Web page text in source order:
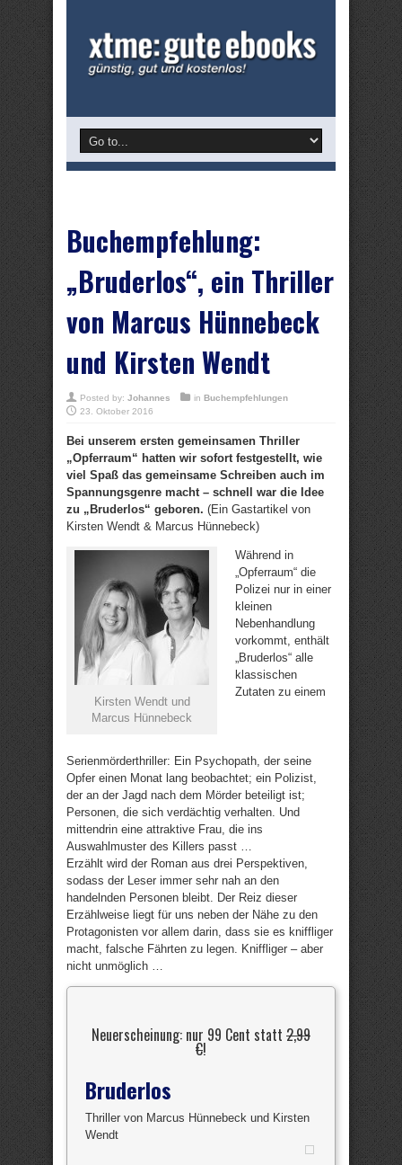
Buchempfehlung:
„Bruderlos“, ein Thriller
von Marcus Hünnebeck
und Kirsten Wendt
Posted by: Johannes in Buchempfehlungen
23. Oktober 2016
Bei unserem ersten gemeinsamen Thriller
„Opferraum“ hatten wir sofort festgestellt, wie
viel Spaß das gemeinsame Schreiben auch im
Spannungsgenre macht – schnell war die Idee
zu „Bruderlos“ geboren. (Ein Gastartikel von
Kirsten Wendt & Marcus Hünnebeck)
Kirsten Wendt und
Marcus Hünnebeck
Während in
„Opferraum“ die
Polizei nur in einer
kleinen
Nebenhandlung
vorkommt, enthält
„Bruderlos“ alle
klassischen
Zutaten zu einem
Serienmörderthriller: Ein Psychopath, der seine
Opfer einen Monat lang beobachtet; ein Polizist,
der an der Jagd nach dem Mörder beteiligt ist;
Personen, die sich verdächtig verhalten. Und
mittendrin eine attraktive Frau, die ins
Auswahlmuster des Killers passt …
Erzählt wird der Roman aus drei Perspektiven,
sodass der Leser immer sehr nah an den
handelnden Personen bleibt. Der Reiz dieser
Erzählweise liegt für uns neben der Nähe zu den
Protagonisten vor allem darin, dass sie es kniffliger
macht, falsche Fährten zu legen. Kniffliger – aber
nicht unmöglich …
Neuerscheinung: nur 99 Cent statt 2,99
€!
Bruderlos
Thriller von Marcus Hünnebeck und Kirsten
Wendt